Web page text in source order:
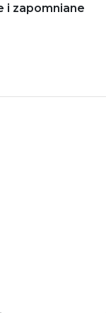
i zapomniane